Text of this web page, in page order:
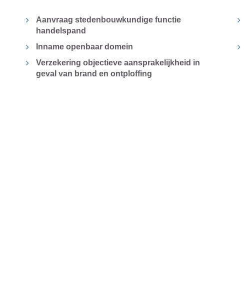
theme-
sub-
title
Aanvraag stedenbouwkundige functie
handelspand
Inname openbaar domein
Verzekering objectieve aansprakelijkheid in
geval van brand en ontploffing